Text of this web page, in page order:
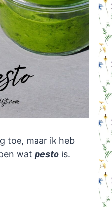
toe, maar ik heb
wat pestois.